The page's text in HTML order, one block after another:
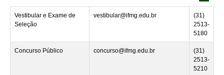
Vestibular e Exame de
Seleção
vestibular@ifmg.edu.br
(31)
2513-
5180
Concurso Público concurso@ifmg.edu.br
(31)
2513-
5210